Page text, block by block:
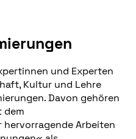
und Experten
Kultur und Lehre
Davon gehören
dem
Arbeiten